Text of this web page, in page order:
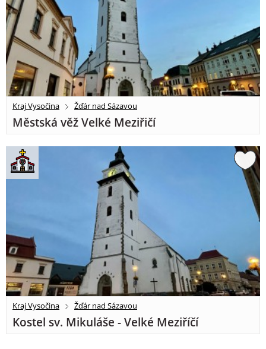
Kraj Vysočina Žďár nad Sázavou
Městská věž Velké Meziřičí
Kraj Vysočina Žďár nad Sázavou
Kostel sv. Mikuláše - Velké Meziříčí